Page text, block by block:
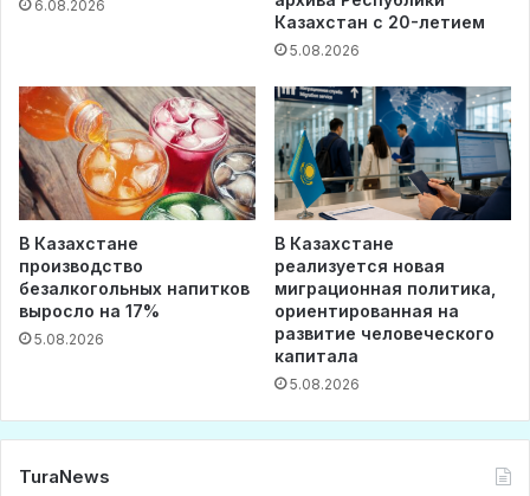
6.08.2026
Казахстан с 20-летием
5.08.2026
В Казахстане
производство
безалкогольных напитков
выросло на 17%
5.08.2026
В Казахстане
реализуется новая
миграционная политика,
ориентированная на
развитие человеческого
капитала
5.08.2026
TuraNews